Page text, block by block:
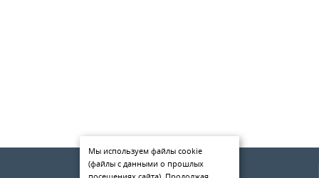
О компании
Мы используем файлы cookie
(файлы с данными о прошлых